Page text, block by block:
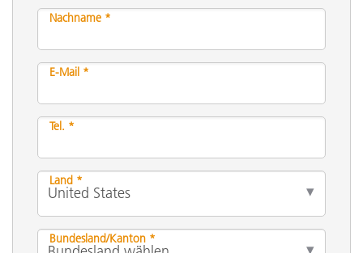
Nachname *
E-Mail *
Tel. *
Land *
Bundesland/Kanton *